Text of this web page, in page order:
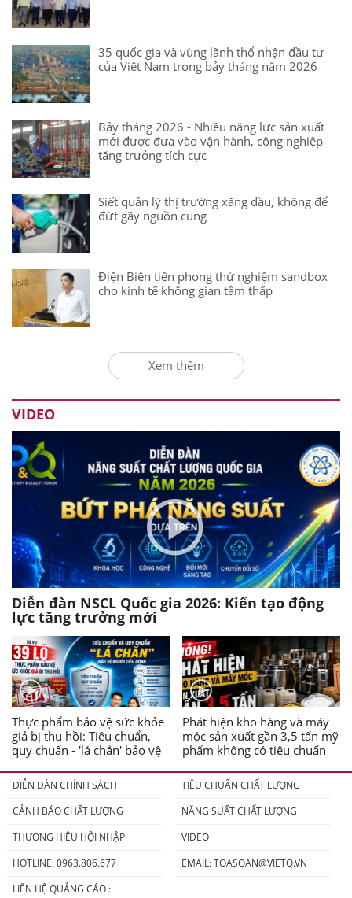
35 quốc gia và vùng lãnh thổ nhận đầu tư
của Việt Nam trong bảy tháng năm 2026
Bảy tháng 2026 - Nhiều năng lực sản xuất
mới được đưa vào vận hành, công nghiệp
tăng trưởng tích cực
Siết quản lý thị trường xăng dầu, không để
đứt gãy nguồn cung
Điện Biên tiên phong thử nghiệm sandbox
cho kinh tế không gian tầm thấp
Xem thêm
VIDEO
Diễn đàn NSCL Quốc gia 2026: Kiến tạo động
lực tăng trưởng mới
Thực phẩm bảo vệ sức khỏe
giả bị thu hồi: Tiêu chuẩn,
quy chuẩn - 'lá chắn' bảo vệ
Phát hiện kho hàng và máy
móc sản xuất gần 3,5 tấn mỹ
phẩm không có tiêu chuẩn
DIỄN ĐÀN CHÍNH SÁCH
TIÊU CHUẨN CHẤT LƯỢNG
CẢNH BÁO CHẤT LƯỢNG
NĂNG SUẤT CHẤT LƯỢNG
THƯƠNG HIỆU HỘI NHẬP
VIDEO
HOTLINE: 0963.806.677
EMAIL:TOASOAN@VIETQ.VN
LIÊN HỆ QUẢNG CÁO :